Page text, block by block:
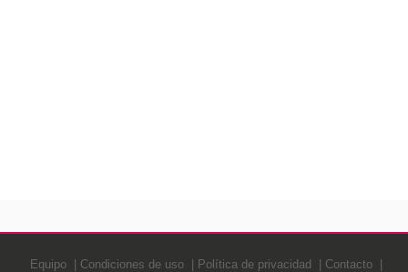
Equipo Condiciones de uso Política de privacidad
Contacto